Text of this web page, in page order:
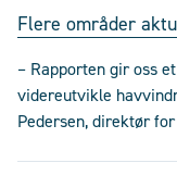
Flere områder
– Rapporten gir oss
videreutvikle
Pedersen, direktør